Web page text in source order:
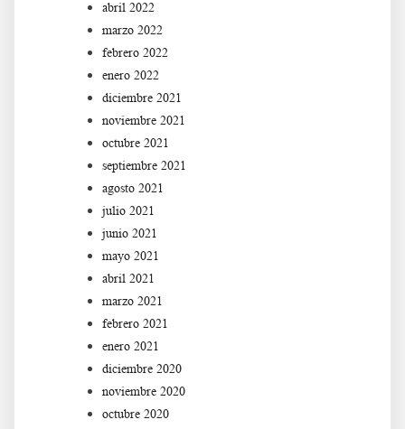
abril 2022
marzo 2022
febrero 2022
enero 2022
diciembre 2021
noviembre 2021
octubre 2021
septiembre 2021
agosto 2021
julio 2021
junio 2021
mayo 2021
abril 2021
marzo 2021
febrero 2021
enero 2021
diciembre 2020
noviembre 2020
octubre 2020